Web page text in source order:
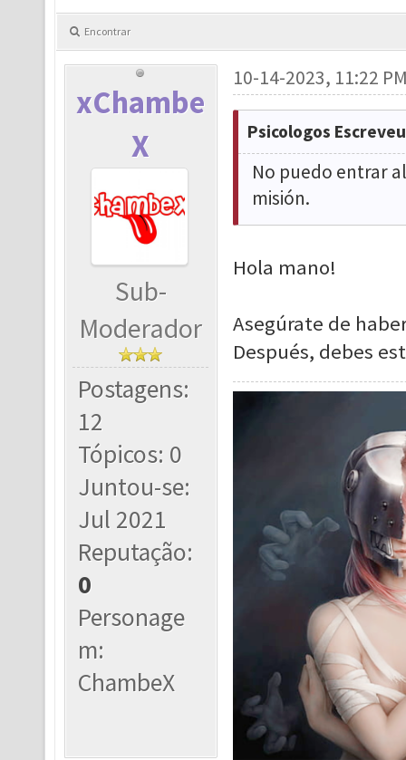
Encontrar
xChambe
X
Sub-
Moderador
Postagens:
12
Tópicos: 0
Juntou-se:
Jul 2021
Reputação:
0
Personage
m:
ChambeX
10-14-2023, 11:22
Psicologos
No puedo entrar
misión.
Hola mano!
Asegúrate de
Después, debes